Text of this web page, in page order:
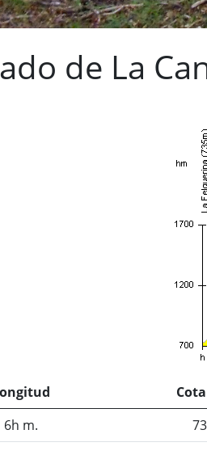
de La
6h m.